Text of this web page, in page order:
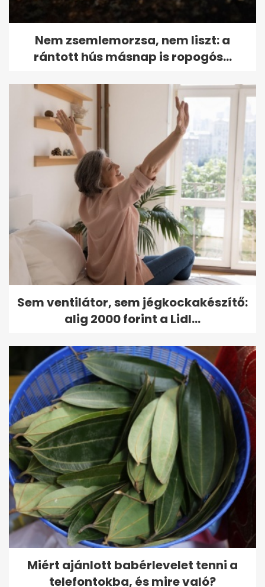
Nem zsemlemorzsa, nem liszt: a
rántott hús másnap is ropogós...
Sem ventilátor, sem jégkockakészítő:
alig 2000 forint a Lidl...
Miért ajánlott babérlevelet tenni a
telefontokba, és mire való?